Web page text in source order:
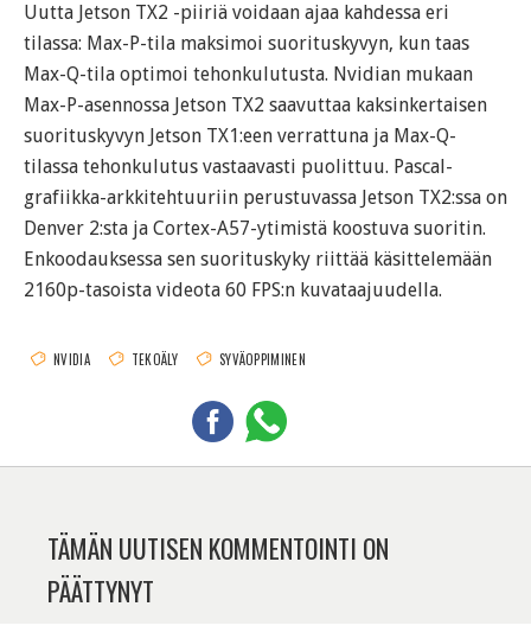
Uutta Jetson TX2 -piiriä voidaan ajaa kahdessa eri
tilassa: Max-P-tila maksimoi suorituskyvyn, kun taas
Max-Q-tila optimoi tehonkulutusta. Nvidian mukaan
Max-P-asennossa Jetson TX2 saavuttaa kaksinkertaisen
suorituskyvyn Jetson TX1:een verrattuna ja Max-Q-
tilassa tehonkulutus vastaavasti puolittuu. Pascal-
grafiikka-arkkitehtuuriin perustuvassa Jetson TX2:ssa on
Denver 2:sta ja Cortex-A57-ytimistä koostuva suoritin.
Enkoodauksessa sen suorituskyky riittää käsittelemään
2160p-tasoista videota 60 FPS:n kuvataajuudella.
NVIDIA TEKOÄLY SYVÄOPPIMINEN
TÄMÄN UUTISEN KOMMENTOINTI ON
PÄÄTTYNYT